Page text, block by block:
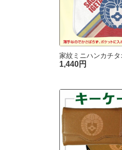
1,440円